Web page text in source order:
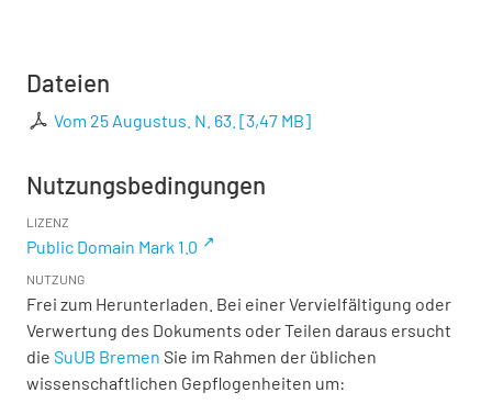
Dateien
Vom 25 Augustus. N. 63. [3,47 MB]
Nutzungsbedingungen
LIZENZ
Public Domain Mark 1.0
NUTZUNG
Frei zum Herunterladen. Bei einer Vervielfältigung oder
Verwertung des Dokuments oder Teilen daraus ersucht
die SuUB Bremen Sie im Rahmen der üblichen
wissenschaftlichen Gepflogenheiten um: